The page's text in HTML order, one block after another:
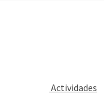
Actividades